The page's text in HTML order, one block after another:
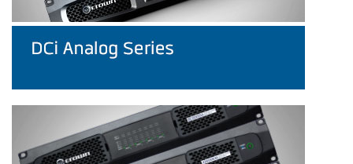
언어/지역